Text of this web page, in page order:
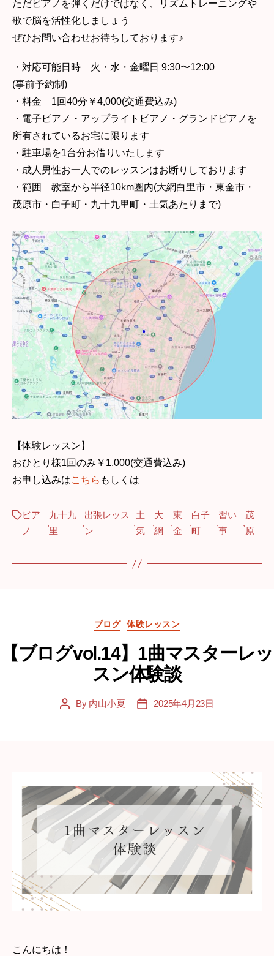
ただピアノを弾くだけではなく、リズムトレーニングや
歌で脳を活性化しましょう
ぜひお問い合わせお待ちしております♪
・対応可能日時 火・水・金曜日 9:30〜12:00
(事前予約制)
・料金 1回40分￥4,000(交通費込み)
・電子ピアノ・アップライトピアノ・グランドピアノを
所有されているお宅に限ります
・駐車場を1台分お借りいたします
・成人男性お一人でのレッスンはお断りしております
・範囲 教室から半径10km圏内(大網白里市・東金市・
茂原市・白子町・九十九里町・土気あたりまで)
【体験レッスン】
おひとり様1回のみ￥1,000(交通費込み)
お申し込みはこちら もしくは
Tagsピア
ノ
,
九十九
里
,
出張レッス
ン
,
土
気
,
大
網
,
東
金
,
白子
町
,
習い
事
,
茂
原
Categories
ブログ 体験レッスン
【ブログvol.14】1曲マスターレッ
スン体験談
PostBy 内山小夏
Post2025年4月23日
こんにちは！